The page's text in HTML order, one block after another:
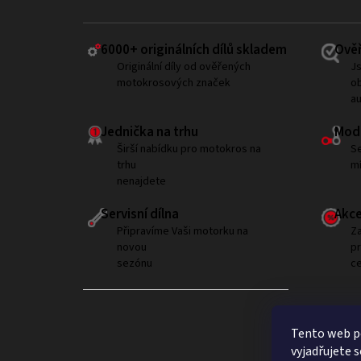
Tento web
vyjadřujete
6000+ ​originálních dílů skladem
Originální díly od ověřených
motokrosových značek
Jednička na trhu
Širší nabídku pro motokros na
trhu
nenajdete
Servisní dílna
Připravíme Vaši motorku na
novou
sezónu